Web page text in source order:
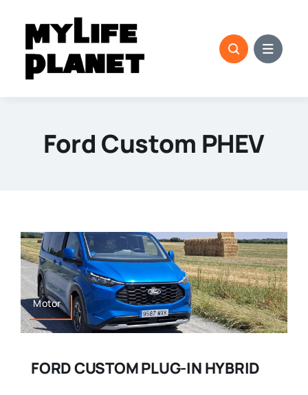
contenido
Ford Custom PHEV
Motor
FORD CUSTOM PLUG-IN HYBRID